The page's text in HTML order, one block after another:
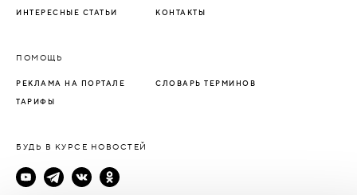
ИНТЕРЕСНЫЕ СТАТЬИ КОНТАКТЫ
ПОМОЩЬ
РЕКЛАМА НА ПОРТАЛЕ СЛОВАРЬ ТЕРМИНОВ
ТАРИФЫ
БУДЬ В КУРСЕ НОВОСТЕЙ